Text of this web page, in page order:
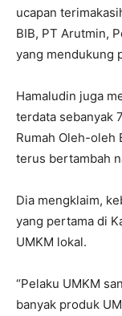
ucapan
BIB, PT Arutmin,
yang mendukung
Hamaludin juga
terdata sebanyak
Rumah Oleh-oleh
terus bertambah
Dia mengklaim,
yang pertama di
UMKM lokal.
“Pelaku UMKM
banyak produk